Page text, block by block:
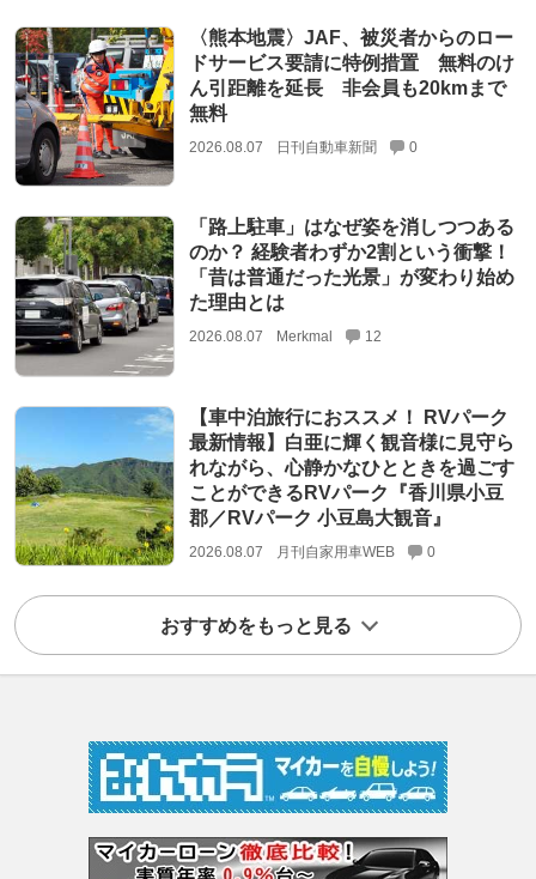
〈熊本地震〉JAF、被災者からのロー
ドサービス要請に特例措置 無料のけ
ん引距離を延長 非会員も20kmまで
無料
2026.08.07 日刊自動車新聞 0
「路上駐車」はなぜ姿を消しつつある
のか？ 経験者わずか2割という衝撃！
「昔は普通だった光景」が変わり始め
た理由とは
2026.08.07 Merkmal 12
【車中泊旅行におススメ！ RVパーク
最新情報】白亜に輝く観音様に見守ら
れながら、心静かなひとときを過ごす
ことができるRVパーク『香川県小豆
郡／RVパーク 小豆島大観音』
2026.08.07 月刊自家用車WEB 0
おすすめをもっと見る